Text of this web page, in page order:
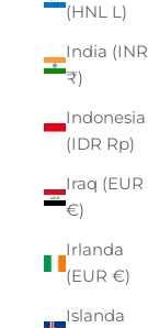
(HNL L)
India (INR
₹)
Indonesia
(IDR Rp)
Iraq (EUR
€)
Irlanda
(EUR €)
Islanda